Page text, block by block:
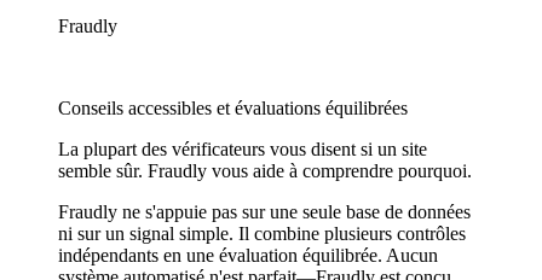
Fraudly
Conseils accessibles et évaluations équilibrées
La plupart des vérificateurs vous disent si un site
semble sûr. Fraudly vous aide à comprendre pourquoi.
Fraudly ne s'appuie pas sur une seule base de données
ni sur un signal simple. Il combine plusieurs contrôles
indépendants en une évaluation équilibrée. Aucun